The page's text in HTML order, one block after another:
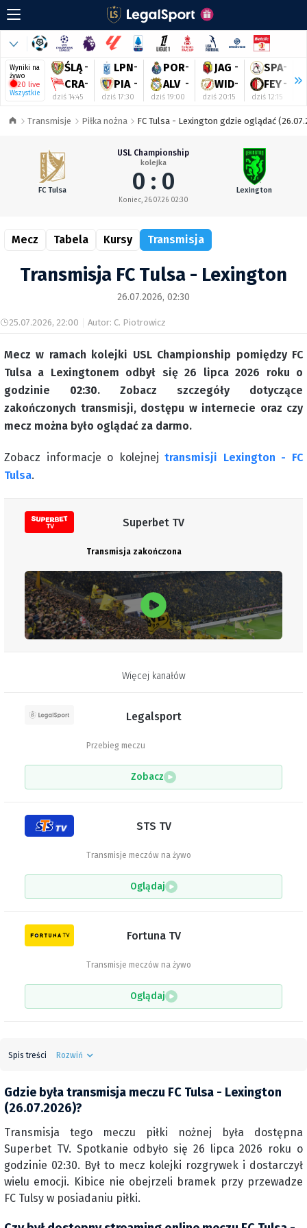
Wyniki na
żywo
20 live
Wszystkie
ŚLĄ -
CRA-
dziś 14:45
LPN-
PIA -
dziś 17:30
POR-
ALV -
dziś 19:00
JAG -
WID-
dziś 20:15
SPA-
FEY-
dziś 12:15
Transmisje Piłka nożna FC Tulsa - Lexington gdzie oglądać
FC Tulsa
USL Championship
kolejka
0 : 0
Koniec, 26.07.26 02:30
Lexington
Mecz Tabela Kursy Transmisja
Transmisja FC Tulsa - Lexington
26.07.2026, 02:30
25.07.2026, 22:00 Autor: C. Piotrowicz
Mecz w ramach kolejki USL Championship pomiędzy FC
Tulsa a Lexingtonem odbył się 26 lipca 2026 roku o
godzinie 02:30. Zobacz szczegóły dotyczące
zakończonych transmisji, dostępu w internecie oraz czy
mecz można było oglądać za darmo.
Zobacz informacje o kolejnejtransmisji Lexington - FC
Tulsa.
Superbet TV
Transmisja zakończona
Więcej kanałów
Legalsport
Przebieg meczu
Zobacz
STS TV
Transmisje meczów na żywo
Oglądaj
Fortuna TV
Transmisje meczów na żywo
Oglądaj
Spis treści Rozwiń
Gdzie była transmisja meczu FC Tulsa - Lexington
(26.07.2026)?
Transmisja tego meczu piłki nożnej była dostępna
Superbet TV. Spotkanie odbyło się 26 lipca 2026 roku o
godzinie 02:30. Był to mecz kolejki rozgrywek i dostarczył
wielu emocji. Kibice nie obejrzeli bramek przy przewadze
FC Tulsy w posiadaniu piłki.